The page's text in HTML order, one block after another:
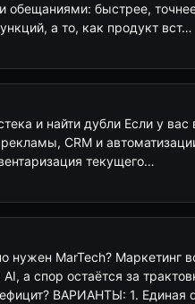
обещаниями: быстрее,
а то, как продукт вст…
и найти дубли Если у
CRM и
текущего…
нужен MarTech? Маркетинг
а спор остаётся за
ВАРИАНТЫ: 1. Единая